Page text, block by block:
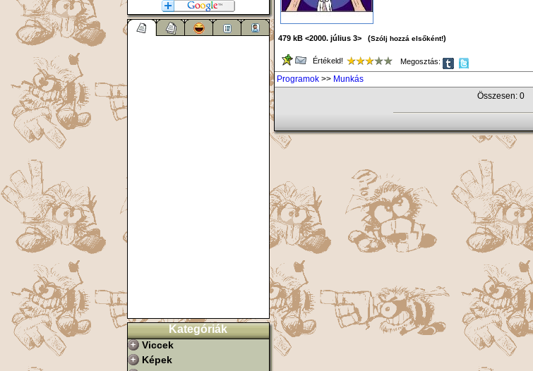
Kategóriák
Viccek
Képek
479 kB <2000. július 3> (Szólj hozzá elsőként!)
Értékeld! Megosztás:
Programok>> Munkás
Összesen: 0